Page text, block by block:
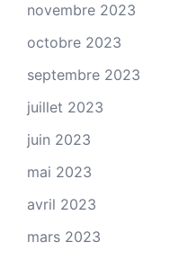
novembre 2023
octobre 2023
septembre 2023
juillet 2023
juin 2023
mai 2023
avril 2023
mars 2023